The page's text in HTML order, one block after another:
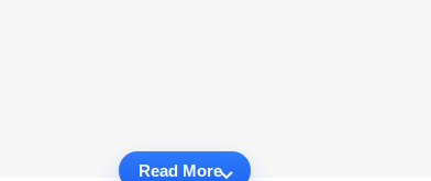
Read More